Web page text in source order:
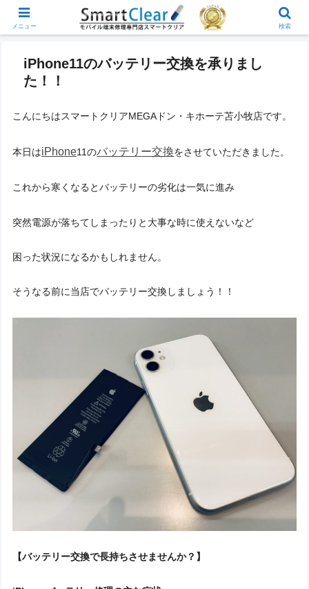
iPhone11のバッテリー交換を承りまし
た！！
こんにちはスマートクリアMEGAドン・キホーテ苫小牧店です。
本日はiPhone11のバッテリー交換をさせていただきました。
これから寒くなるとバッテリーの劣化は一気に進み
突然電源が落ちてしまったりと大事な時に使えないなど
困った状況になるかもしれません。
そうなる前に当店でバッテリー交換しましょう！！
【バッテリー交換で長持ちさせませんか？】
メニュー 検索